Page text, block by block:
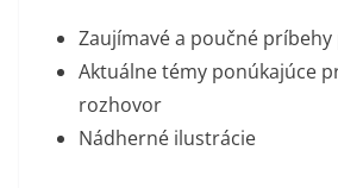
Zaujímavé a poučné
Aktuálne témy ponúkajúce
rozhovor
Nádherné ilustrácie